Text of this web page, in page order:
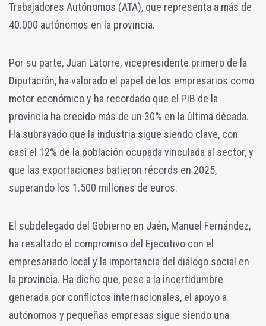
Trabajadores Autónomos (ATA), que representa a más de
40.000 autónomos en la provincia.
Por su parte, Juan Latorre, vicepresidente primero de la
Diputación, ha valorado el papel de los empresarios como
motor económico y ha recordado que el PIB de la
provincia ha crecido más de un 30% en la última década.
Ha subrayado que la industria sigue siendo clave, con
casi el 12% de la población ocupada vinculada al sector, y
que las exportaciones batieron récords en 2025,
superando los 1.500 millones de euros.
El subdelegado del Gobierno en Jaén, Manuel Fernández,
ha resaltado el compromiso del Ejecutivo con el
empresariado local y la importancia del diálogo social en
la provincia. Ha dicho que, pese a la incertidumbre
generada por conflictos internacionales, el apoyo a
autónomos y pequeñas empresas sigue siendo una